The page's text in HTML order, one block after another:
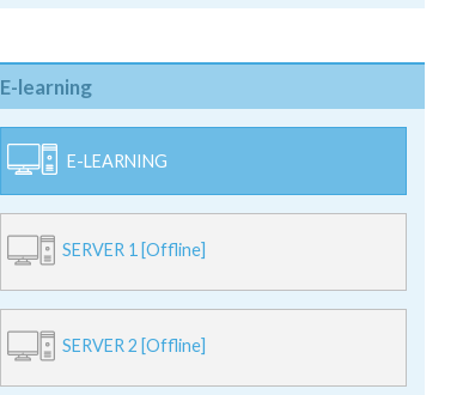
E-learning
E-LEARNING
SERVER 1 [Offline]
SERVER 2 [Offline]